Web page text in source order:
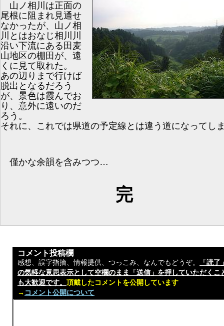
山ノ相川は正面の
尾根に阻まれ見通せ
なかったが、山ノ相
川とはおなじ相川川
沿い下流にある田麦
山地区の棚田が、遠
くに見て取れた。
あの辺りまで行けば
脱出となるだろう
が、景色は霞んでお
り、意外に遠いのだ
ろう。
それに、これでは県道の予定線とは違う道になってし
僅かな余韻を含みつつ…
完
コメント投稿欄
感想、誤字指摘、情報提供、つっこみ、なんでもどうぞ。
「読了
の気軽な意思表示として空欄のまま「送信」を押していただくこ
も大歓迎です。 頂戴したコメントを公開しています
→ コメント公開について